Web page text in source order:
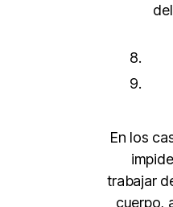
En los
trabajar
cuerpo,